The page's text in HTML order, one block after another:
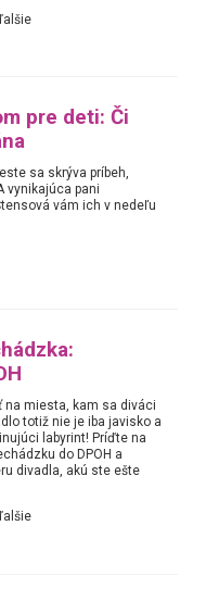
pre deti: Či
sa skrýva príbeh,
vynikajúca pani
vám ich v nedeľu
na miesta, kam sa diváci
totiž nie je iba javisko a
labyrint! Príďte na
do DPOH a
divadla, akú ste ešte